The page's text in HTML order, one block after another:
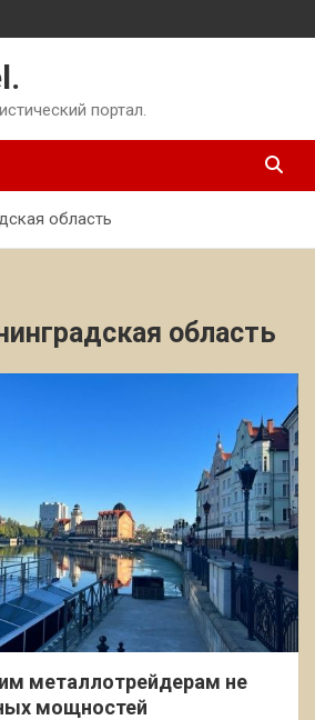
портал.
область
область
металлотрейдерам не
мощностей